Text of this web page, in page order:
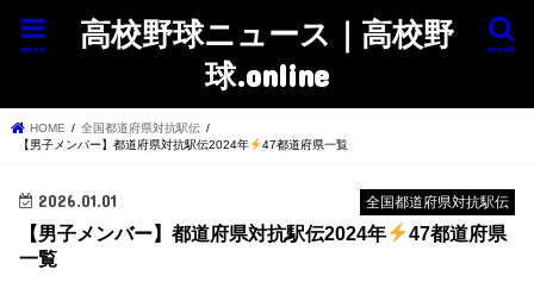
高校野球ニュース｜高校野
球.online
search
menu
HOME
全国都道府県対抗駅伝
【男子メンバー】都道府県対抗駅伝2024年
47都道府県一覧
全国都道府県対抗駅伝
2026.01.01
【男子メンバー】都道府県対抗駅伝2024年
47都道府県
一覧